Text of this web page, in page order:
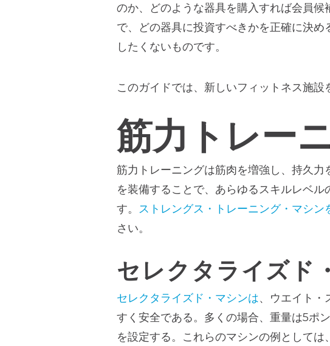
のか、どのような器具を購入すれば会員
で、どの器具に投資すべきかを正確に決
したくないものです。
このガイドでは、新しいフィットネス施設
筋力トレー
筋力トレーニングは筋肉を増強し、持久
を装備することで、あらゆるスキルレベ
す。 ストレングス・トレーニング・マシン
さい。
セレクタライズド
セレクタライズド・マシンは、ウエイト・
すく安全である。多くの場合、重量は5ポ
を設定する。これらのマシンの例としては